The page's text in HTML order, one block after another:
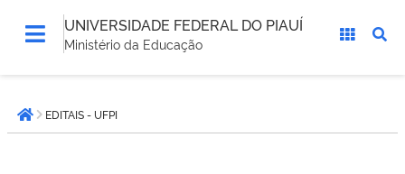
UNIVERSIDADE FEDERAL DO PIAUÍ
Ministério da Educação
está
aqui:Página inicial
EDITAIS - UFPI